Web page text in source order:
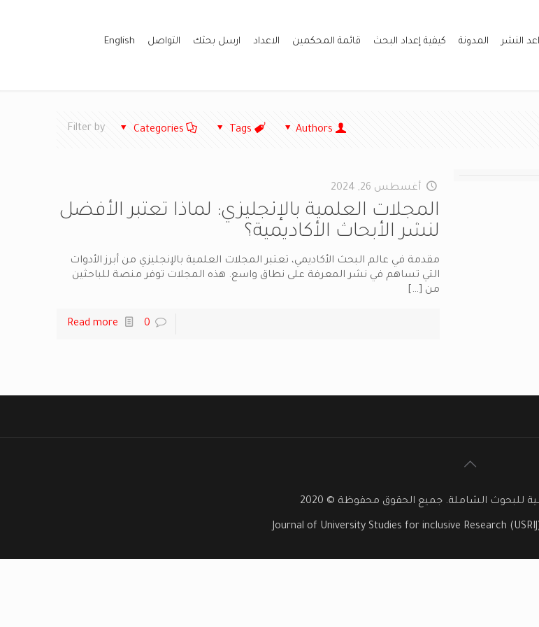
النشر المدونة كيفية إعداد البحث قائمة المحكمين الاعداد ارسل بحثك التواصل English
Filter by Categories Tags Authors
أغسطس 26, 2024
المجلات العلمية بالإنجليزي: لماذا تعتبر الأفضل
لنشر الأبحاث الأكاديمية؟
مقدمة في عالم البحث الأكاديمي، تعتبر المجلات العلمية بالإنجليزي من أبرز الأدوات
التي تساهم في نشر المعرفة على نطاق واسع. هذه المجلات توفر منصة للباحثين
من […]
0
Read more
للبحوث الشاملة. جميع الحقوق محفوظة © 2020
Journal of University Studies for inclusive Research